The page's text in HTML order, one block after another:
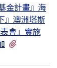
金計畫』海
』澳洲塔斯
會」實施